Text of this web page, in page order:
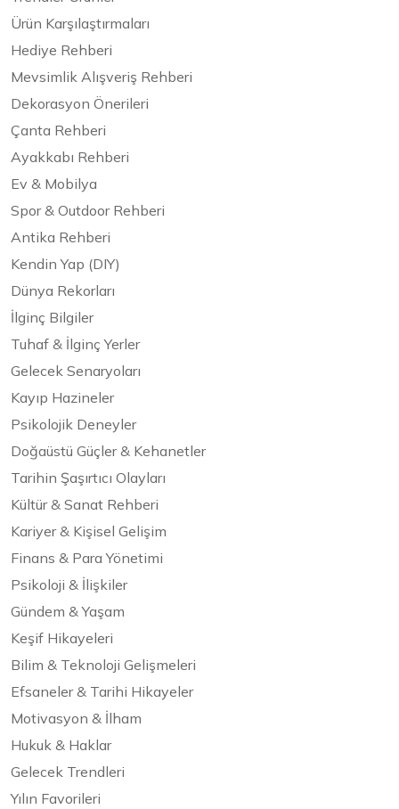
Ürün Karşılaştırmaları
Hediye Rehberi
Mevsimlik Alışveriş Rehberi
Dekorasyon Önerileri
Çanta Rehberi
Ayakkabı Rehberi
Ev & Mobilya
Spor & Outdoor Rehberi
Antika Rehberi
Kendin Yap (DIY)
Dünya Rekorları
İlginç Bilgiler
Tuhaf & İlginç Yerler
Gelecek Senaryoları
Kayıp Hazineler
Psikolojik Deneyler
Doğaüstü Güçler & Kehanetler
Tarihin Şaşırtıcı Olayları
Kültür & Sanat Rehberi
Kariyer & Kişisel Gelişim
Finans & Para Yönetimi
Psikoloji & İlişkiler
Gündem & Yaşam
Keşif Hikayeleri
Bilim & Teknoloji Gelişmeleri
Efsaneler & Tarihi Hikayeler
Motivasyon & İlham
Hukuk & Haklar
Gelecek Trendleri
Yılın Favorileri